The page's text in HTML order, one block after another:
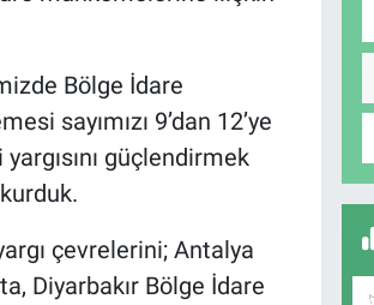
Bölge İdare
sayımızı 9’dan 12’ye
güçlendirmek
çevrelerini; Antalya
Diyarbakır Bölge İdare